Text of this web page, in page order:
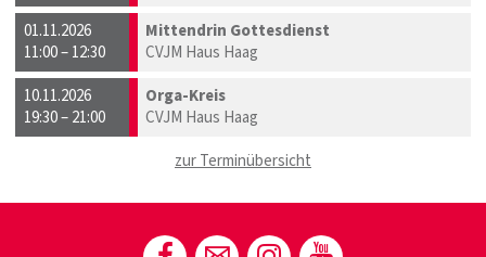
01.11.2026
11:00 – 12:30
Mittendrin Gottesdienst
CVJM Haus Haag
10.11.2026
19:30 – 21:00
Orga-Kreis
CVJM Haus Haag
zur Terminübersicht